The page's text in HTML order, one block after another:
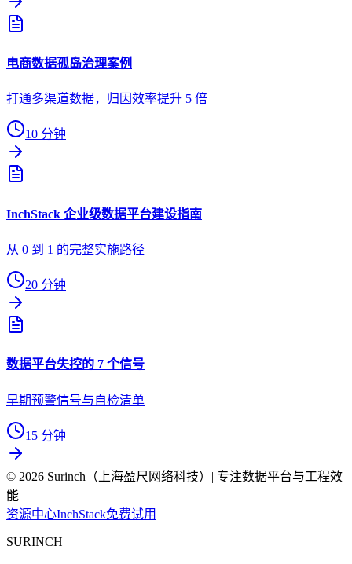
电商数据孤岛治理案例
打通多渠道数据，归因效率提升 5 倍
10 分钟
InchStack 企业级数据平台建设指南
从 0 到 1 的完整实施路径
20 分钟
数据平台失控的 7 个信号
早期预警信号与自检清单
15 分钟
© 2026 Surinch（上海盈尺网络科技）| 专注数据平台与工程效
能|
资源中心InchStack免费试用
SURINCH